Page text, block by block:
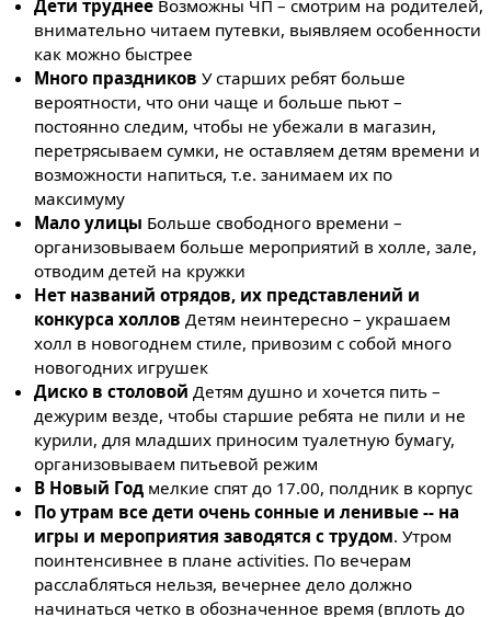
Дети труднее Возможны ЧП – смотрим на родителей,
внимательно читаем путевки, выявляем особенности
как можно быстрее
Много праздников У старших ребят больше
вероятности, что они чаще и больше пьют –
постоянно следим, чтобы не убежали в магазин,
перетрясываем сумки, не оставляем детям времени и
возможности напиться, т.е. занимаем их по
максимуму
Мало улицы Больше свободного времени –
организовываем больше мероприятий в холле, зале,
отводим детей на кружки
Нет названий отрядов, их представлений и
конкурса холлов Детям неинтересно – украшаем
холл в новогоднем стиле, привозим с собой много
новогодних игрушек
Диско в столовой Детям душно и хочется пить –
дежурим везде, чтобы старшие ребята не пили и не
курили, для младших приносим туалетную бумагу,
организовываем питьевой режим
В Новый Год мелкие спят до 17.00, полдник в корпус
По утрам все дети очень сонные и ленивые -- на
игры и мероприятия заводятся с трудом. Утром
поинтенсивнее в плане activities. По вечерам
расслабляться нельзя, вечернее дело должно
начинаться четко в обозначенное время (вплоть до